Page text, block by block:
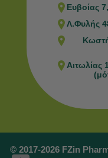
Ευβοίας
Λ.Φυλής
Αιτωλίας
© 2017-2026 FZin